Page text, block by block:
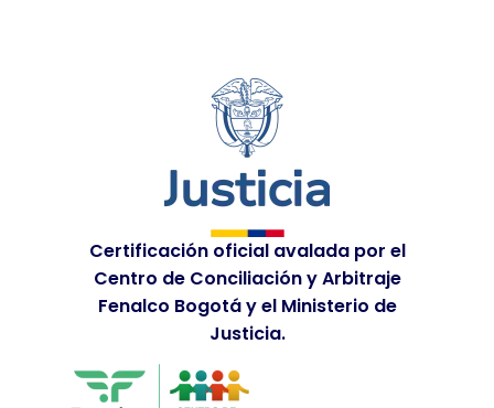
Certificación oficial avalada por el
Centro de Conciliación y Arbitraje
Fenalco Bogotá y el Ministerio de
Justicia.